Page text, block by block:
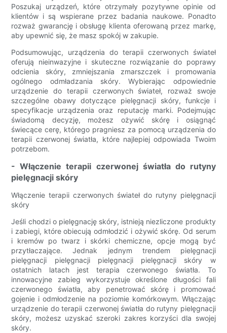
Poszukaj urządzeń, które otrzymały pozytywne opinie od
klientów i są wspierane przez badania naukowe. Ponadto
rozważ gwarancję i obsługę klienta oferowaną przez markę,
aby upewnić się, że masz spokój w zakupie.
Podsumowując, urządzenia do terapii czerwonych świateł
oferują nieinwazyjne i skuteczne rozwiązanie do poprawy
odcienia skóry, zmniejszania zmarszczek i promowania
ogólnego odmładzania skóry. Wybierając odpowiednie
urządzenie do terapii czerwonych świateł, rozważ swoje
szczególne obawy dotyczące pielęgnacji skóry, funkcje i
specyfikacje urządzenia oraz reputację marki. Podejmując
świadomą decyzję, możesz ożywić skórę i osiągnąć
świecące cerę, którego pragniesz za pomocą urządzenia do
terapii czerwonej światła, które najlepiej odpowiada Twoim
potrzebom.
- Włączenie terapii czerwonej światła do rutyny
pielęgnacji skóry
Włączenie terapii czerwonych świateł do rutyny pielęgnacji
skóry
Jeśli chodzi o pielęgnację skóry, istnieją niezliczone produkty
i zabiegi, które obiecują odmłodzić i ożywić skórę. Od serum
i kremów po twarz i skórki chemiczne, opcje mogą być
przytłaczające. Jednak jednym trendem pielęgnacji
pielęgnacji pielęgnacji pielęgnacji pielęgnacji skóry w
ostatnich latach jest terapia czerwonego światła. To
innowacyjne zabieg wykorzystuje określone długości fali
czerwonego światła, aby penetrować skórę i promować
gojenie i odmłodzenie na poziomie komórkowym. Włączając
urządzenie do terapii czerwonej światła do rutyny pielęgnacji
skóry, możesz uzyskać szeroki zakres korzyści dla swojej
skóry.